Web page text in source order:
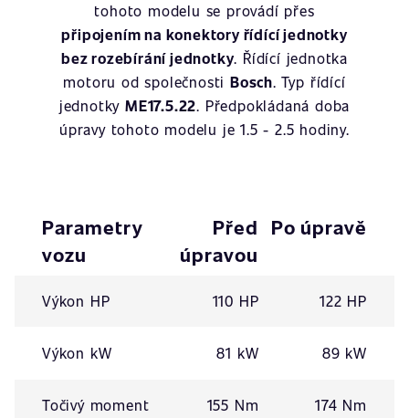
tohoto modelu se provádí přes
připojením na konektory řídící jednotky
bez rozebírání jednotky. Řídící jednotka
motoru od společnosti Bosch. Typ řídící
jednotky ME17.5.22. Předpokládaná doba
úpravy tohoto modelu je 1.5 - 2.5 hodiny.
Parametry
vozu
Před
úpravou
Po úpravě
Výkon HP 110 HP 122 HP
Výkon kW 81 kW 89 kW
Točivý moment
155 Nm 174 Nm